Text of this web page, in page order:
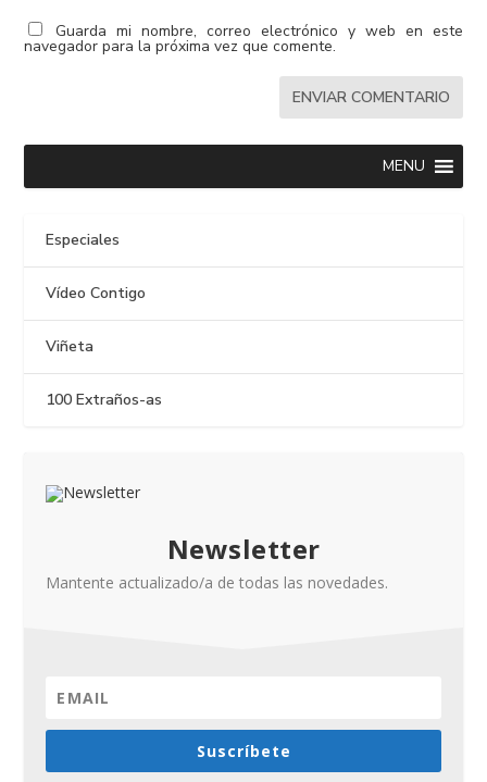
Guarda mi nombre, correo electrónico y web en este
navegador para la próxima vez que comente.
MENU
Especiales
Vídeo Contigo
Viñeta
100 Extraños-as
Newsletter
Mantente actualizado/a de todas las novedades.
Suscríbete